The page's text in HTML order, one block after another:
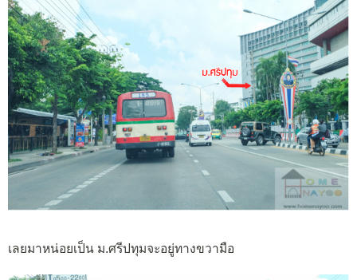
เลยมาหน่อยเป็น ม.ศรีปทุมจะอยู่ทางขวามือ